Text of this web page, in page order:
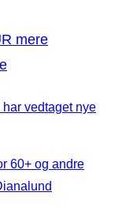
mere
vedtaget nye